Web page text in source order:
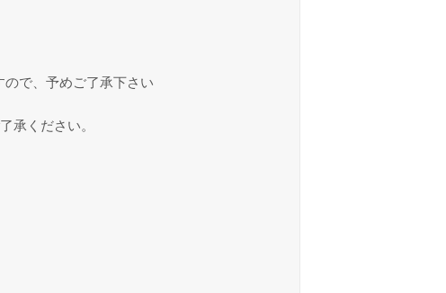
で、予めご了承下さい
承ください。